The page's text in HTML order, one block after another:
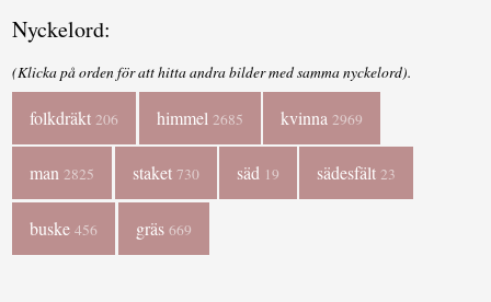
Nyckelord:
(Klicka på orden för att hitta andra bilder med samma nyckelord).
folkdräkt 206 himmel 2685 kvinna 2969
man 2825 staket 730 säd 19 sädesfält 23
buske456 gräs 669